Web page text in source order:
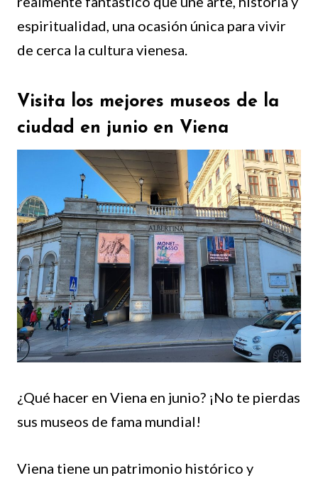
espiritualidad, una ocasión única para vivir
de cerca la cultura vienesa.
Visita los mejores museos de la
ciudad en junio en Viena
¿Qué hacer en Viena en junio? ¡No te pierdas
sus museos de fama mundial!
Viena tiene un patrimonio histórico y